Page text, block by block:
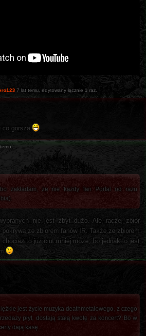
7 lat temu, edytowany łącznie 1 raz.
co gorsza
zakładam, że nie każdy fan Portal od razu
nie jest zbyt dużo. Ale raczej zbiór
ze zbiorem fanów IR. Także ze zbiorem
chociaż to już ciut mniej może, bo jednak to jest
jest życie muzyka deathmetalowego, z czego
płyt, dostają stałą kwotę za koncert? Bo w
dają kasę...